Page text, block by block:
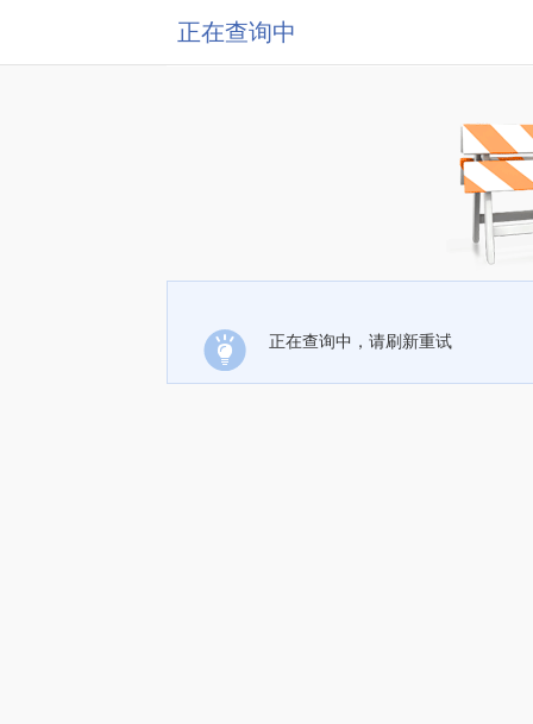
正在查询中
正在查询中，请刷新重试